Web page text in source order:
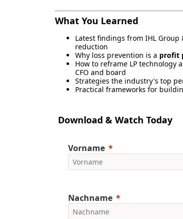
What You Learned
Latest findings from IHL Group
reduction
Why loss prevention is a profit
How to reframe LP technology
CFO and board
Strategies the industry's top
Practical frameworks for
Download & Watch Today
Vorname
Nachname